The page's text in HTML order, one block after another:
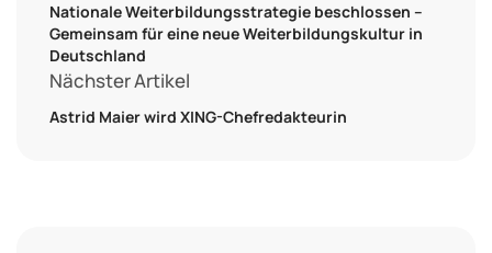
Nationale Weiterbildungsstrategie beschlossen –
Gemeinsam für eine neue Weiterbildungskultur in
Deutschland
Nächster Artikel
Astrid Maier wird XING-Chefredakteurin